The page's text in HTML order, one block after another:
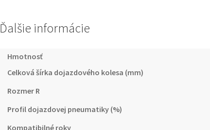
Ďalšie informácie
Hmotnosť
Celková šírka dojazdového kolesa (mm)
Rozmer R
Profil dojazdovej pneumatiky (%)
Kompatibilné roky